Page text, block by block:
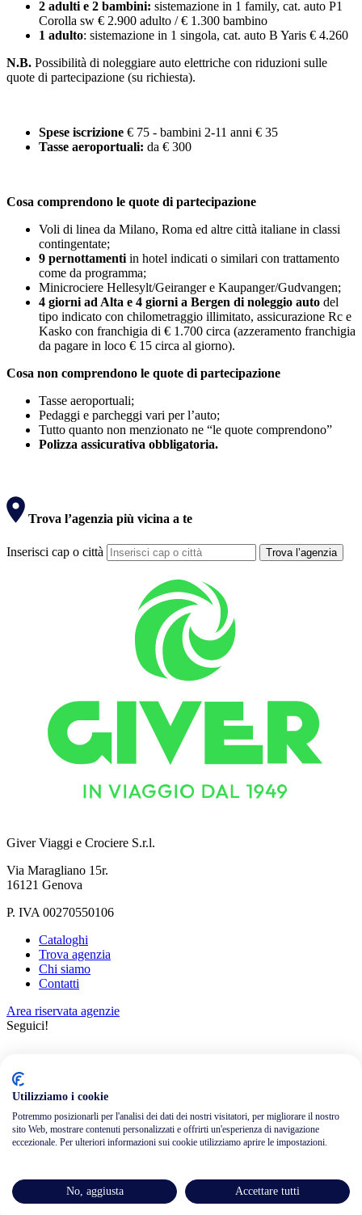
2 adulti e 2 bambini: sistemazione in 1 family, cat. auto P1
Corolla sw € 2.900 adulto / € 1.300 bambino
1 adulto: sistemazione in 1 singola, cat. auto B Yaris € 4.260
N.B. Possibilità di noleggiare auto elettriche con riduzioni sulle
quote di partecipazione (su richiesta).
Spese iscrizione € 75 - bambini 2-11 anni € 35
Tasse aeroportuali: da € 300
Cosa comprendono le quote di partecipazione
Voli di linea da Milano, Roma ed altre città italiane in classi
contingentate;
9 pernottamenti in hotel indicati o similari con trattamento
come da programma;
Minicrociere Hellesylt/Geiranger e Kaupanger/Gudvangen;
4 giorni ad Alta e 4 giorni a Bergen di noleggio auto del
tipo indicato con chilometraggio illimitato, assicurazione Rc e
Kasko con franchigia di € 1.700 circa (azzeramento franchigia
da pagare in loco € 15 circa al giorno).
Cosa non comprendono le quote di partecipazione
Tasse aeroportuali;
Pedaggi e parcheggi vari per l’auto;
Tutto quanto non menzionato ne “le quote comprendono”
Polizza assicurativa obbligatoria.
Trova l’agenzia più vicina a te
Inserisci cap o città Trova l’agenzia
Giver Viaggi e Crociere S.r.l.
Via Maragliano 15r.
16121 Genova
P. IVA 00270550106
Cataloghi
Trova agenzia
Chi siamo
Contatti
Area riservata agenzie
Seguici!
Informativa privacy
Cookie policy
Assicurazioni
Condizioni generali
Utilizziamo i cookie
Potremmo posizionarli per l'analisi dei dati dei nostri visitatori, per migliorare il nostro
sito Web, mostrare contenuti personalizzati e offrirti un'esperienza di navigazione
eccezionale. Per ulteriori informazioni sui cookie utilizziamo aprire le impostazioni.
No, aggiusta Accettare tutti